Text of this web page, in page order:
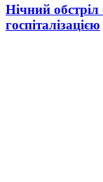
Нічний обстріл
госпіталізацією